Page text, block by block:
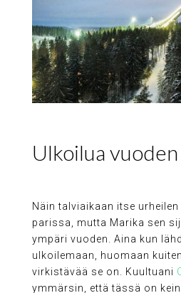
Ulkoilua
Näin talviaikaan itse
parissa, mutta Marika sen
ympäri vuoden. Aina kun
ulkoilemaan, huomaan
virkistävää se on. Kuultuani
ymmärsin, että tässä on